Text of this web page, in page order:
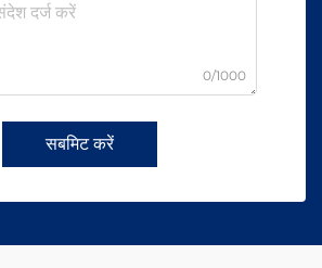
0/1000
सबमिट करें